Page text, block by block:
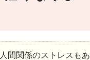
間関係のストレスもあ